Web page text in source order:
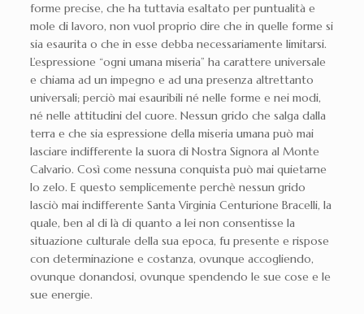
forme precise, che ha tuttavia esaltato per puntualità e
mole di lavoro, non vuol proprio dire che in quelle forme si
sia esaurita o che in esse debba necessariamente limitarsi.
L’espressione “ogni umana miseria” ha carattere universale
e chiama ad un impegno e ad una presenza altrettanto
universali; perciò mai esauribili né nelle forme e nei modi,
né nelle attitudini del cuore. Nessun grido che salga dalla
terra e che sia espressione della miseria umana può mai
lasciare indifferente la suora di Nostra Signora al Monte
Calvario. Così come nessuna conquista può mai quietarne
lo zelo. E questo semplicemente perchè nessun grido
lasciò mai indifferente Santa Virginia Centurione Bracelli, la
quale, ben al di là di quanto a lei non consentisse la
situazione culturale della sua epoca, fu presente e rispose
con determinazione e costanza, ovunque accogliendo,
ovunque donandosi, ovunque spendendo le sue cose e le
sue energie.